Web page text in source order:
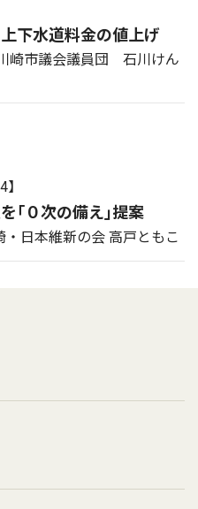
下水道料金の値上げ
崎市議会議員団 石川けん
｢０次の備え｣提案
・日本維新の会 高戸ともこ